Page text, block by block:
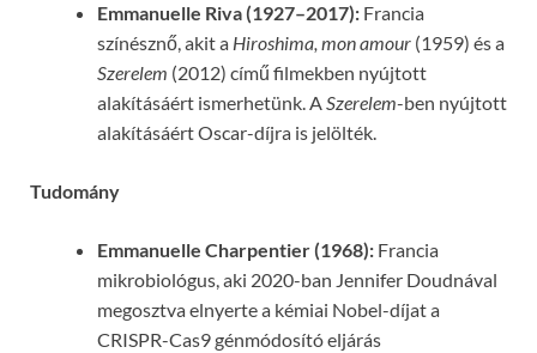
Emmanuelle Riva (1927–2017): Francia
színésznő, akit a Hiroshima, mon amour (1959) és a
Szerelem (2012) című filmekben nyújtott
alakításáért ismerhetünk. ASzerelem-ben nyújtott
alakításáért Oscar-díjra is jelölték.
Tudomány
Emmanuelle Charpentier (1968): Francia
mikrobiológus, aki 2020-ban Jennifer Doudnával
megosztva elnyerte a kémiai Nobel-díjat a
CRISPR-Cas9 génmódosító eljárás